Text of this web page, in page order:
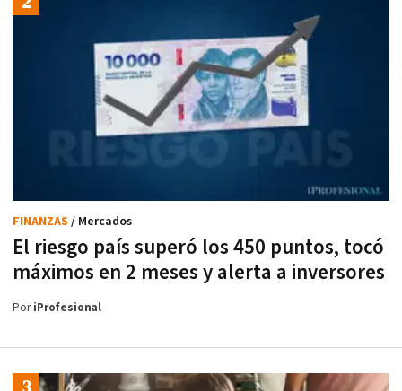
El riesgo país superó los 450 puntos, tocó
máximos en 2 meses y alerta a inversores
FINANZAS / Mercados
PoriProfesional